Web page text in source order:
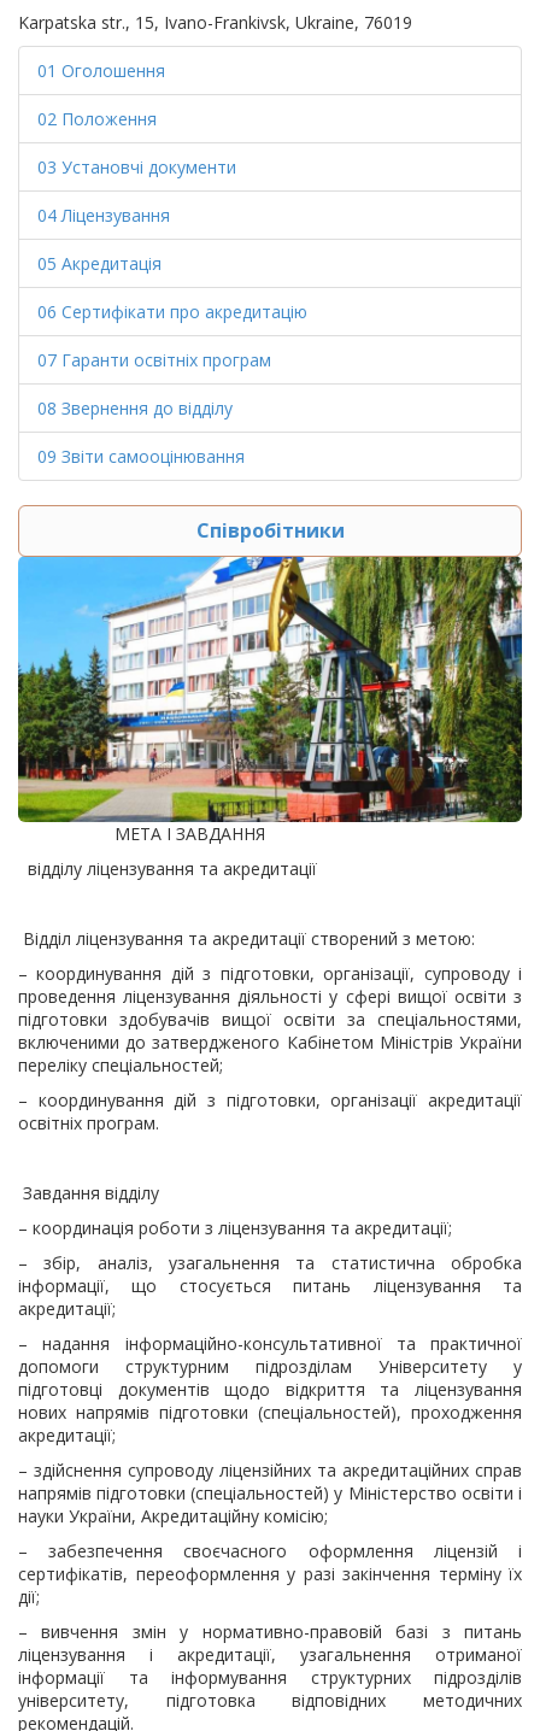
Karpatska str., 15, Ivano-Frankivsk, Ukraine, 76019
01 Оголошення
02 Положення
03 Установчі документи
04 Ліцензування
05 Акредитація
06 Сертифікати про акредитацію
07 Гаранти освітніх програм
08 Звернення до відділу
09 Звіти самооцінювання
Співробітники
МЕТА І ЗАВДАННЯ
відділу ліцензування та акредитації
Відділ ліцензування та акредитації створений з метою:
– координування дій з підготовки, організації, супроводу і
проведення ліцензування діяльності у сфері вищої освіти з
підготовки здобувачів вищої освіти за спеціальностями,
включеними до затвердженого Кабінетом Міністрів України
переліку спеціальностей;
– координування дій з підготовки, організації акредитації
освітніх програм.
Завдання відділу
– координація роботи з ліцензування та акредитації;
– збір, аналіз, узагальнення та статистична обробка
інформації, що стосується питань ліцензування та
акредитації;
– надання інформаційно-консультативної та практичної
допомоги структурним підрозділам Університету у
підготовці документів щодо відкриття та ліцензування
нових напрямів підготовки (спеціальностей), проходження
акредитації;
– здійснення супроводу ліцензійних та акредитаційних справ
напрямів підготовки (спеціальностей) у Міністерство освіти і
науки України, Акредитаційну комісію;
– забезпечення своєчасного оформлення ліцензій і
сертифікатів, переоформлення у разі закінчення терміну їх
дії;
– вивчення змін у нормативно-правовій базі з питань
ліцензування і акредитації, узагальнення отриманої
інформації та інформування структурних підрозділів
університету, підготовка відповідних методичних
рекомендацій.